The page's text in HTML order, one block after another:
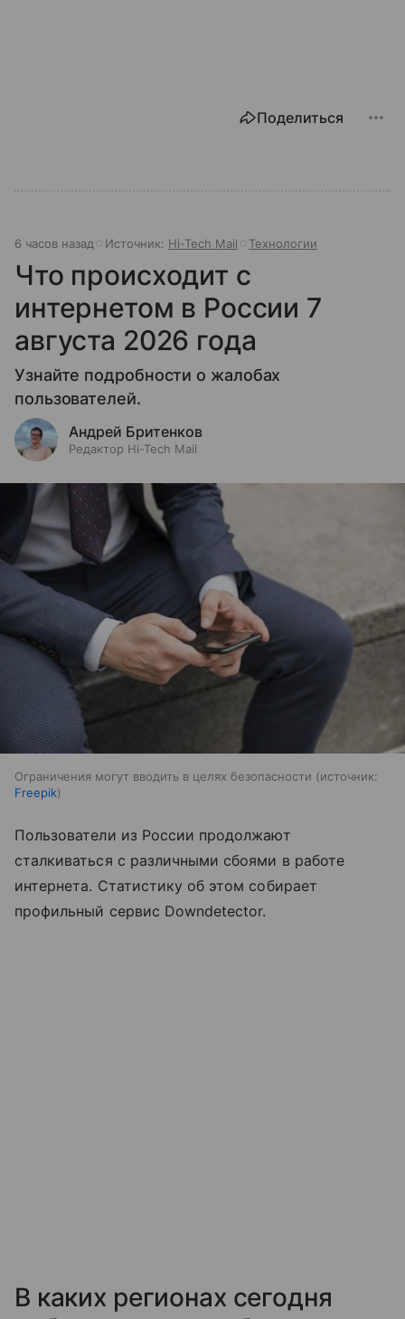
Поделиться
6 часов назад Источник: Hi-Tech Mail Технологии
Что происходит с
интернетом в России 7
августа 2026 года
Узнайте подробности о жалобах
пользователей.
Андрей Бритенков
Редактор Hi-Tech Mail
Ограничения могут вводить в целях безопасности
источник:
Freepik
Пользователи из России продолжают
сталкиваться с различными сбоями в работе
интернета. Статистику об этом собирает
профильный сервис Downdetector.
В каких регионах сегодня